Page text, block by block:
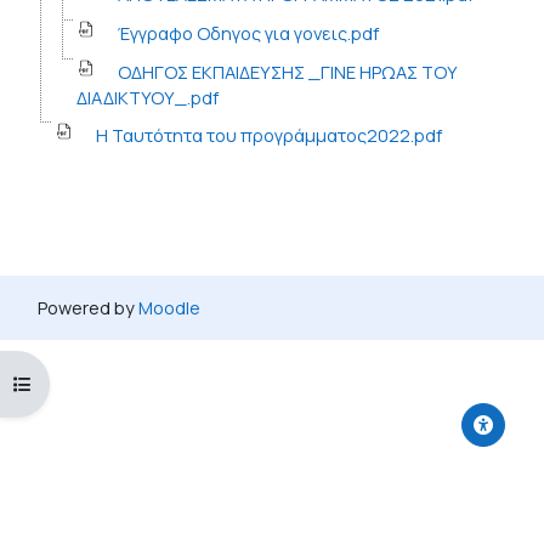
Open course index
Έγγραφο Οδηγος για γονεις.pdf
ΟΔΗΓΟΣ ΕΚΠΑΙΔΕΥΣΗΣ _ΓΙΝΕ ΗΡΩΑΣ ΤΟΥ
ΔΙΑΔΙΚΤΥΟΥ_.pdf
Η Ταυτότητα του προγράμματος2022.pdf
Powered byMoodle